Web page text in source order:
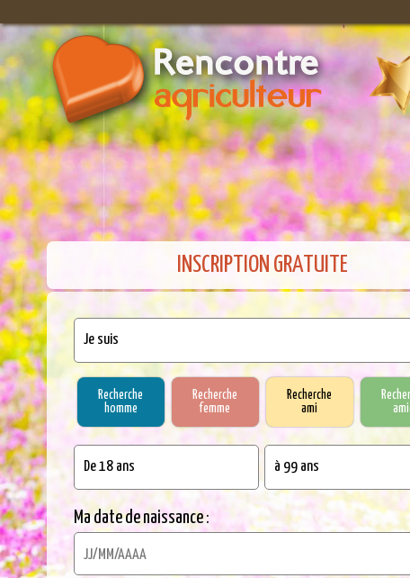
INSCRIPTION GRATUITE
Recherche
homme
Recherche
femme
Recherche
ami
Ma date de naissance :